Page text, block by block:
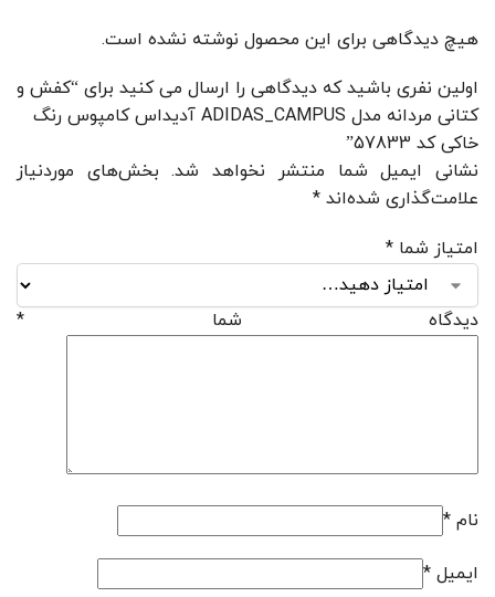
هیچ دیدگاهی برای این محصول نوشته نشده است.
اولین نفری باشید که دیدگاهی را ارسال می کنید برای “کفش و
کتانی مردانه مدل ADIDAS_CAMPUS آدیداس کامپوس رنگ
خاکی کد 57833”
نشانی ایمیل شما منتشر نخواهد شد. بخش‌های موردنیاز
علامت‌گذاری شده‌اند *
امتیاز شما *
دیدگاه شما *
نام *
ایمیل *